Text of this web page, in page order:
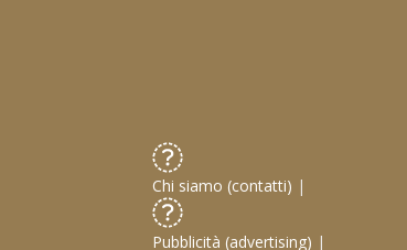
Chi siamo (contatti) |
Pubblicità (advertising) |